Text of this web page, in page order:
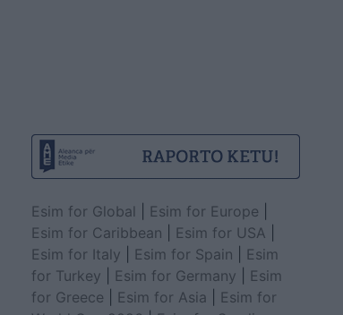
Esim for Global Esim for Europe
Esim for Caribbean
Esim for USA
Esim for Italy
Esim for Spain
Esim
for Turkey
Esim for Germany
Esim
for Greece
Esim for Asia
Esim for